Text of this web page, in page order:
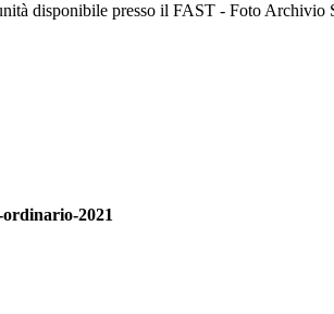
disponibile presso il FAST - Foto
2021